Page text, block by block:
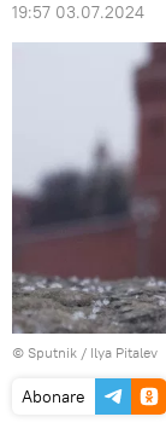
19:57 03.07.2024
© Sputnik / Ilya Pitalev
Abonare